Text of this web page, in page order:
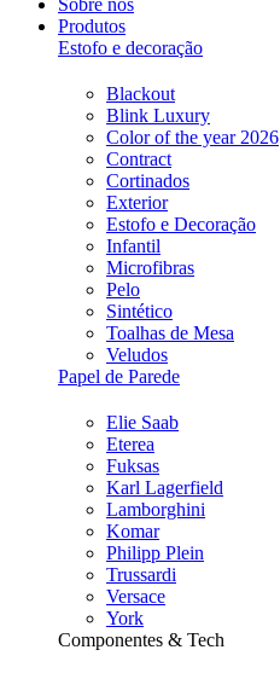
Produtos
Estofo e decoração
Blackout
Blink Luxury
Color of the year 2026
Contract
Cortinados
Exterior
Estofo e Decoração
Infantil
Microfibras
Pelo
Sintético
Toalhas de Mesa
Veludos
Papel de Parede
Elie Saab
Eterea
Fuksas
Karl Lagerfield
Lamborghini
Komar
Philipp Plein
Trussardi
Versace
York
Componentes & Tech